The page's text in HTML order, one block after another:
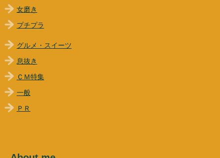
女磨き
プチプラ
グルメ・スイーツ
息抜き
ＣＭ特集
一般
ＰＲ